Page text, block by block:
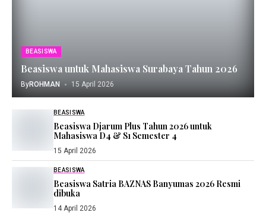
BEASISWA
Beasiswa untuk Mahasiswa Surabaya Tahun 2026
ByROHMAN 15 April 2026
BEASISWA
Beasiswa Djarum Plus Tahun 2026 untuk
Mahasiswa D4 & S1 Semester 4
15 April 2026
BEASISWA
Beasiswa Satria BAZNAS Banyumas 2026 Resmi
dibuka
14 April 2026